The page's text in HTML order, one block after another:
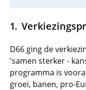
D66 ging de
'samen sterker -
programma is
groei, banen, pro-